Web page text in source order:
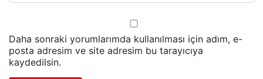
Daha sonraki yorumlarımda kullanılması için adım, e-
posta adresim ve site adresim bu tarayıcıya
kaydedilsin.